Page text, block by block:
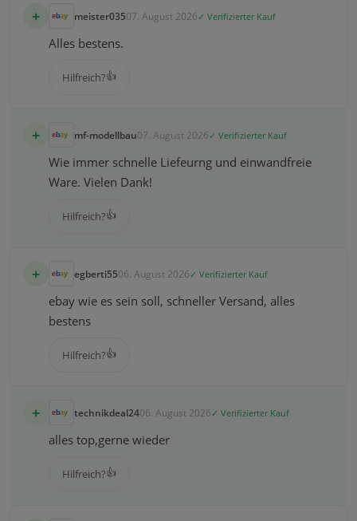
+ meister03507. August 2026✓ Verifizierter Kauf
Alles bestens.
Hilfreich?👍
+ mf-modellbau07. August 2026✓ Verifizierter Kauf
Wie immer schnelle Liefeurng und einwandfreie
Ware. Vielen Dank!
Hilfreich?👍
+ egberti5506. August 2026✓ Verifizierter Kauf
ebay wie es sein soll, schneller Versand, alles
bestens
Hilfreich?👍
+ technikdeal2406. August 2026✓ Verifizierter Kauf
alles top,gerne wieder
Hilfreich?👍